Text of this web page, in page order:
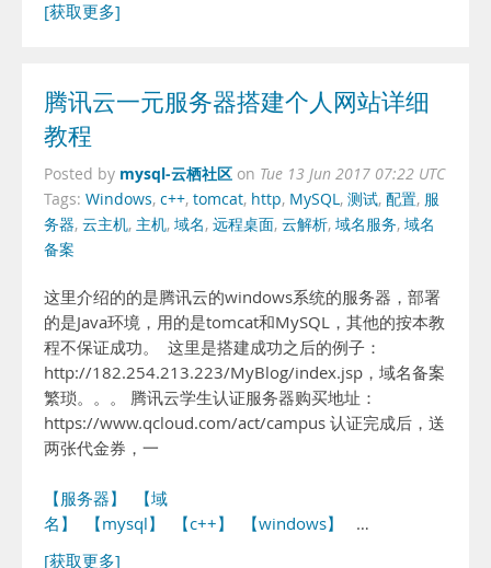
[获取更多]
腾讯云一元服务器搭建个人网站详细
教程
Posted by mysql-云栖社区 on Tue 13 Jun 2017 07:22 UTC
Tags: Windows, c++, tomcat, http, MySQL, 测试, 配置, 服
务器, 云主机, 主机, 域名, 远程桌面, 云解析, 域名服务, 域名
备案
这里介绍的的是腾讯云的windows系统的服务器，部署
的是Java环境，用的是tomcat和MySQL，其他的按本教
程不保证成功。 这里是搭建成功之后的例子：
http://182.254.213.223/MyBlog/index.jsp，域名备案
繁琐。。。 腾讯云学生认证服务器购买地址：
https://www.qcloud.com/act/campus 认证完成后，送
两张代金券，一
【服务器】
【域
名】
【mysql】 【c++】 【windows】
…
[获取更多]